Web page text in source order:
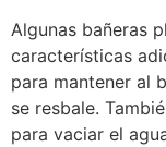
Algunas bañeras
características
para mantener al
se resbale.
para vaciar el